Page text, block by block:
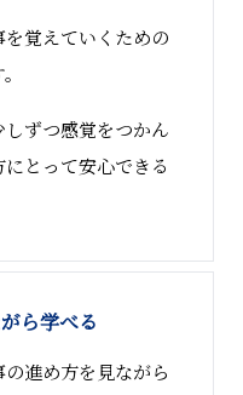
覚えていくための
ずつ感覚をつかん
とって安心できる
ら学べる
進め方を見ながら